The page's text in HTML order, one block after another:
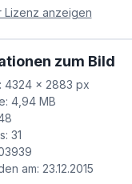
Lizenz anzeigen
zum Bild
4324 × 2883 px
4,94 MB
31
am: 23.12.2015